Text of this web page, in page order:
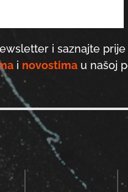
i saznajte
i novostimau našoj